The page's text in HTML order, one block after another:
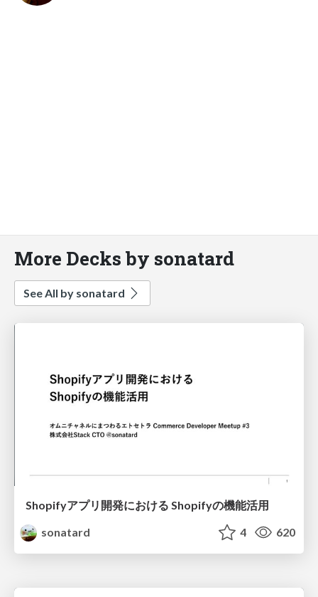
More Decks by sonatard
See All by sonatard
Shopifyアプリ開発における Shopifyの機能活用
sonatard
4 620